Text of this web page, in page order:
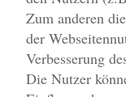
Zum anderen
der
Verbesserung
Die Nutzer